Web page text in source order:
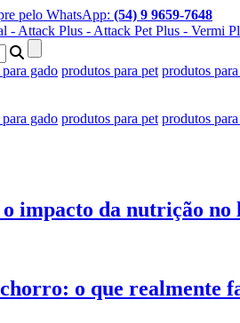
pelo WhatsApp: (54) 9 9659-7648
gado produtos para pet produtos
gado produtos para pet produtos
o impacto da nutrição
o que realmente